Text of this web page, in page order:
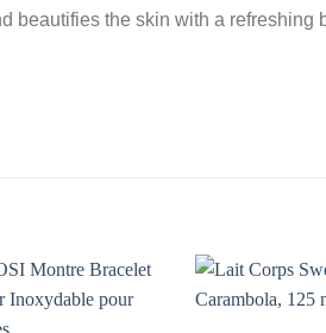
beautifies the skin with a refreshing